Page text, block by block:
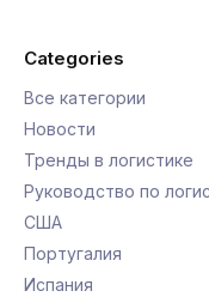
Categories
Все категории
Новости
Тренды в логистике
Руководство по
США
Португалия
Испания